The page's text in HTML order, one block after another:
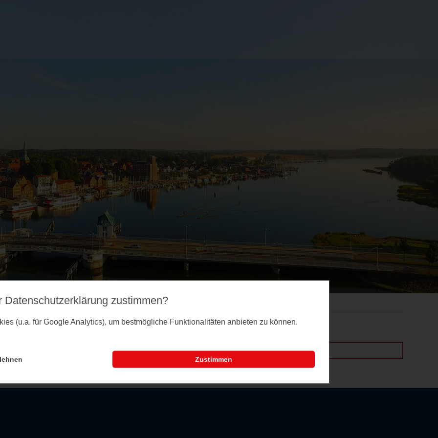
Datenschutz­erklärung zustimmen?
(u.a. für Google Analytics), um bestmögliche Funktionalitäten anbieten zu können.
Zustimmen